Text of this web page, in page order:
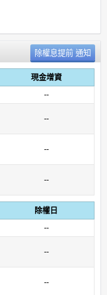
現金增資
--
--
--
--
除權日
--
--
--